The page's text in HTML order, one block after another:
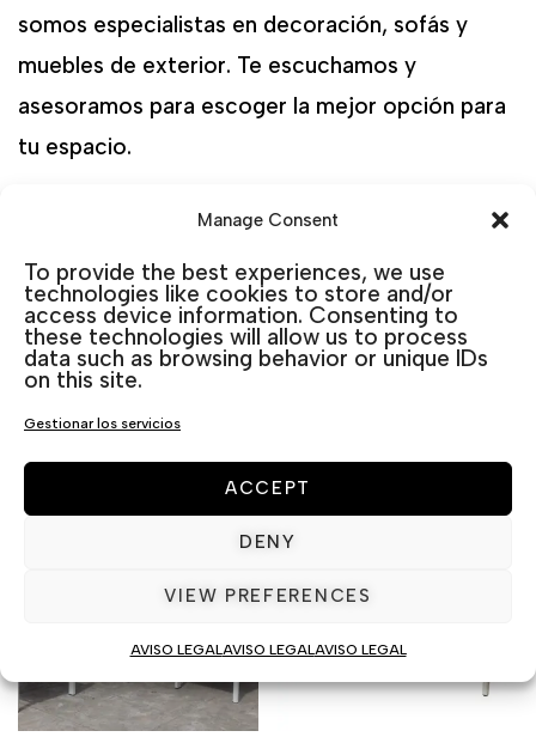
Manage Consent
To provide the best experiences, we use
technologies like cookies to store and/or
access device information. Consenting to
these technologies will allow us to process
data such as browsing behavior or unique IDs
on this site.
Gestionar los servicios
ACCEPT
DENY
VIEW PREFERENCES
AVISO LEGAL AVISO LEGAL AVISO LEGAL
somos especialistas en decoración, sofás y
muebles de exterior. Te escuchamos y
asesoramos para escoger la mejor opción para
tu espacio.
Categorías: Rattan ,Sets de jardín
Productos relacionados